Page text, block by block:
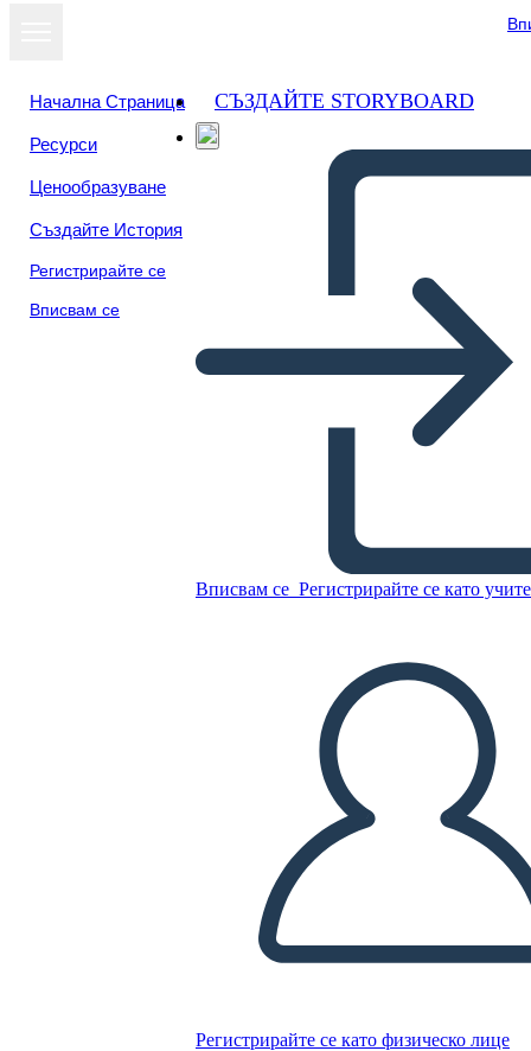
Начална Страница
Ресурси
Ценообразуване
Създайте История
Регистрирайте се
Вписвам се
СЪЗДАЙТЕ STORYBOARD
Вписвам се Регистрирайте се като
Регистрирайте се като физическо лице
ПУСКАНЕ НА СЛАЙДШОУ
ЧЕТИ МИ